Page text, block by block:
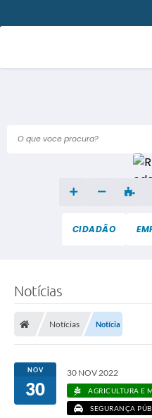
O que voce procura?
CIDADÃO
Notícias
Notícias Notícia
NOV
30
30 NOV 2022
AGRICULTURA E
SEGURANÇA